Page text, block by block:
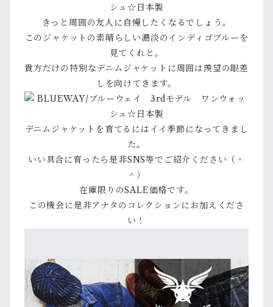
きっと周囲の友人に自慢したくなるでしょう。
このジャケットの素晴らしい濃淡のインディゴブルーを
見てくれと。
貴方だけの特別なデニムジャケットに周囲は羨望の眼差
しを向けてきます。
デニムジャケットを育てるにはイイ季節になってきまし
た。
いい具合に育ったら是非SNS等でご紹介ください（＾
＾）
在庫限りのSALE価格です。
この機会に是非アナタのコレクションにお加えくださ
い！